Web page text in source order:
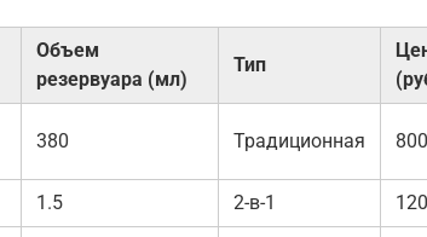
Объем
резервуара (мл)
Тип
380 Традиционная
1.5 2-в-1